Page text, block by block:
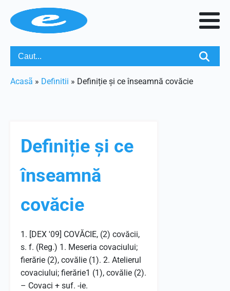
Acasã » Definitii » Definiție și ce înseamnă covăcie
Definiție și ce
înseamnă
covăcie
1. [DEX '09] COVĂCIE, (2) covăcii,
s. f. (Reg.) 1. Meseria covaciului;
fierărie (2), covălie (1). 2. Atelierul
covaciului; fierărie1 (1), covălie (2).
– Covaci + suf. -ie.